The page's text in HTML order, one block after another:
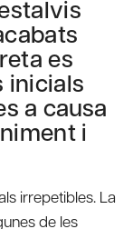
es
inicials
a causa
i
irrepetibles. La
de les